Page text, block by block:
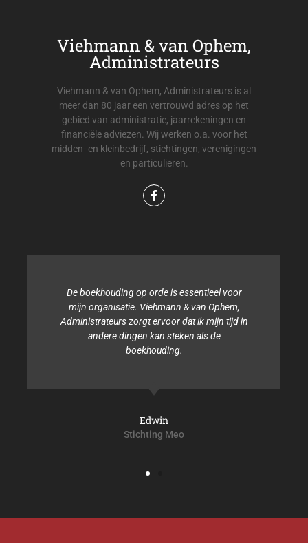
Viehmann & van Ophem,
Administrateurs
Viehmann & van Ophem, Administrateurs is al
meer dan 80 jaar een vertrouwd adres op het
gebied van administratie, jaarrekeningen en
financiële adviezen. Wij werken o.a. voor het
midden- en kleinbedrijf, stichtingen, verenigingen
en particulieren.
De boekhouding op orde is essentieel voor
mijn organisatie. Viehmann & van Ophem,
Administrateurs zorgt ervoor dat ik mijn tijd in
andere dingen kan steken als de
boekhouding.
Edwin
Stichting Meo